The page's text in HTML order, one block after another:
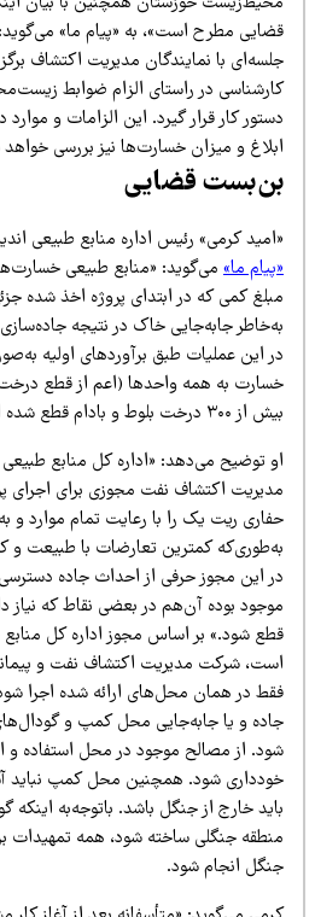
با نمایندگان مدیریت اکتشاف برگزار
در راستای الزام ضوابط زیست‌محیطی
کار قرار گیرد. این الزامات و موارد
و میزان خسارت‌ها نیز بررسی خواهد شد.»
قضایی
کرمی» رئیس اداره منابع طبیعی
ما»می‌گوید: «منابع طبیعی خسارت‌های
کمی که در ابتدای پروژه اخذ شده جزئی از
جابه‌جایی خاک در نتیجه جاده‌سازی
به همه واحدها (اعم از قطع درخت و
درخت بلوط و بادام قطع شده است.»
اکتشاف نفت مجوزی برای اجرای پروژه
ریت یک را با رعایت تمام موارد و
کمترین تعارضات با طبیعت و
این مجوز حرفی از احداث جاده دسترسی
بوده آن‌هم در بعضی نقاط که نیاز داشته
شرکت مدیریت اکتشاف نفت و پیمانکار
در همان محل‌های ارائه شده اجرا شود و از
و یا جابه‌جایی محل کمپ و گودال‌های
از مصالح موجود در محل استفاده و از
شود. همچنین محل کمپ نباید آسیبی
خارج از جنگل باشد. باتوجه‌به اینکه
جنگلی ساخته شود، همه تمهیدات برای
انجام شود.